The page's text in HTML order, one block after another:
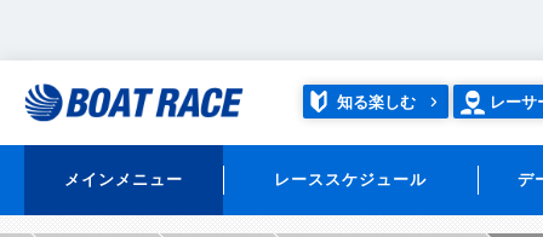
知る楽しむ レーサ
メインメニュー レーススケジュール デ